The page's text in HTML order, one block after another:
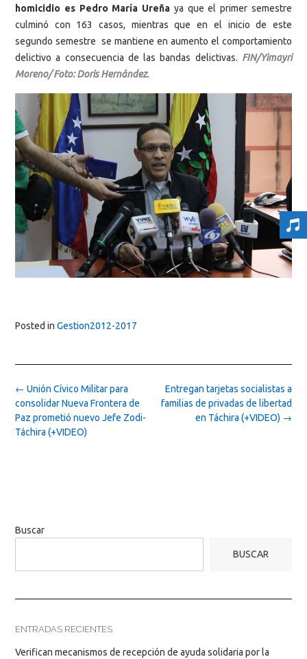
homicidio es Pedro María Ureña ya que el primer semestre
culminó con 163 casos, mientras que en el inicio de este
segundo semestre se mantiene en aumento el comportamiento
delictivo a consecuencia de las bandas delictivas. FIN/Yimayri
Moreno/ Foto: Doris Hernández.
Posted in Gestion2012-2017
Post
navigation
Entregan tarjetas socialistas a
familias de privadas de libertad
en Táchira (+VIDEO) →
← Unión Cívico Militar para
consolidar Nueva Frontera de
Paz prometió nuevo Jefe Zodi-
Táchira (+VIDEO)
Buscar
BUSCAR
ENTRADAS RECIENTES
Verifican mecanismos de recepción de ayuda solidaria por la